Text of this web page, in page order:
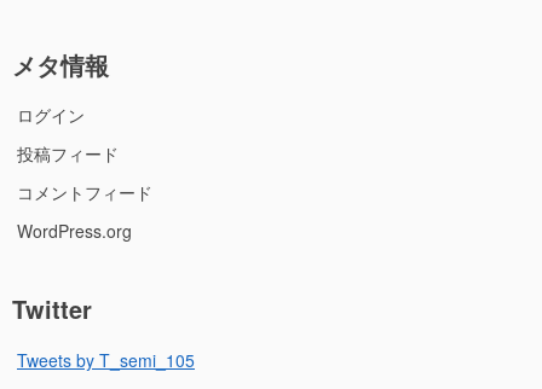
メタ情報
ログイン
投稿フィード
コメントフィード
WordPress.org
Twitter
Tweets by T_semi_105